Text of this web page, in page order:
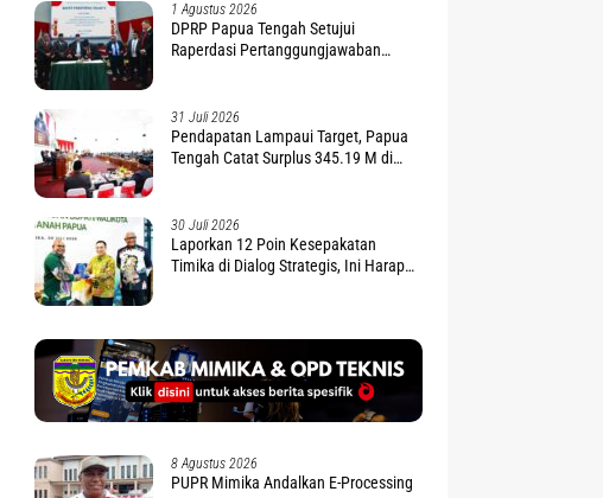
1 Agustus 2026
DPRP Papua Tengah Setujui
Raperdasi Pertanggungjawaban
31 Juli 2026
Pendapatan Lampaui Target, Papua
Tengah Catat Surplus 345.19 M di
30 Juli 2026
Laporkan 12 Poin Kesepakatan
Timika di Dialog Strategis, Ini Harapan
8 Agustus 2026
PUPR Mimika Andalkan E-Processing